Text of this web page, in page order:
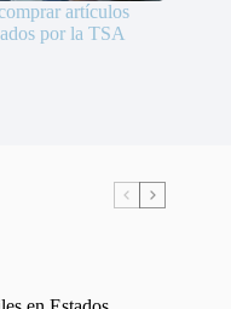
artículos
por la TSA